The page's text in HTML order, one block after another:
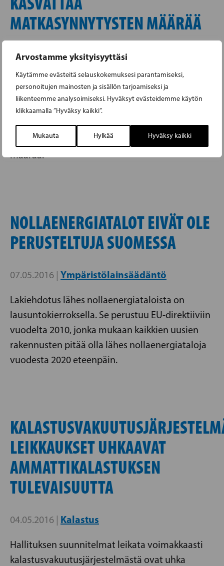
Arvostamme yksityisyyttäsi
Käytämme evästeitä selauskokemuksesi parantamiseksi,
personoitujen mainosten ja sisällön tarjoamiseksi ja
liikenteemme analysoimiseksi. Hyväksyt evästeidemme käytön
klikkaamalla ”Hyväksy kaikki”.
Mukauta Hylkää Hyväksy kaikki
MATKASYNNYTYSTEN MÄÄRÄÄ
07.05.2016 |Päivystys
RKP:n kansanedustajat Anna-Maja Henriksson ja
Mikaela Nylander vaativat hallitusta turvaamaan
pienempien synnytyssairaaloiden tulevaisuuden.
Synnytyssairaaloiden harventaminen uhkaisi
kasvattaa tien päällä tapahtuvien synnytysten
määrää.
NOLLAENERGIATALOT EIVÄT OLE
PERUSTELTUJA SUOMESSA
07.05.2016 | Ympäristölainsäädäntö
Lakiehdotus lähes nollaenergiataloista on
lausuntokierroksella. Se perustuu EU-direktiiviin
vuodelta 2010, jonka mukaan kaikkien uusien
rakennusten pitää olla lähes nollaenergiataloja
vuodesta 2020 eteenpäin.
LEIKKAUKSET UHKAAVAT
AMMATTIKALASTUKSEN
TULEVAISUUTTA
04.05.2016 | Kalastus
Hallituksen suunnitelmat leikata voimakkaasti
kalastusvakuutusjärjestelmästä ovat uhka